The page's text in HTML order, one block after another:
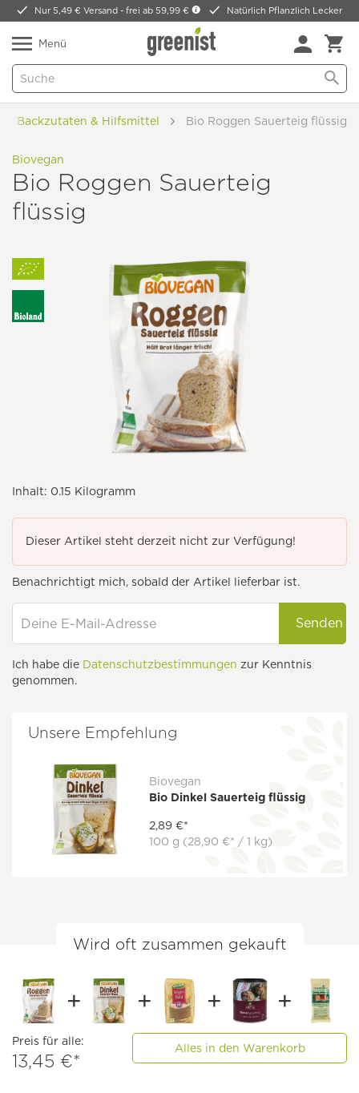
Nur 5,49 € Versand -frei ab 59,99 € Natürlich Pflanzlich Lecker
Menü
Backzutaten & Hilfsmittel Bio Roggen Sauerteig flüssig
Biovegan
Bio Roggen Sauerteig
flüssig
Inhalt: 0.15 Kilogramm
Dieser Artikel steht derzeit nicht zur Verfügung!
Benachrichtigt mich, sobald der Artikel lieferbar ist.
Senden
Ich habe die Datenschutzbestimmungen zur Kenntnis
genommen.
Unsere Empfehlung
Biovegan
Bio Dinkel Sauerteig flüssig
2,89 €*
100 g (28,90 €* / 1 kg)
Wird oft zusammen gekauft
Preis für alle:
13,45 €*
Alles in den Warenkorb